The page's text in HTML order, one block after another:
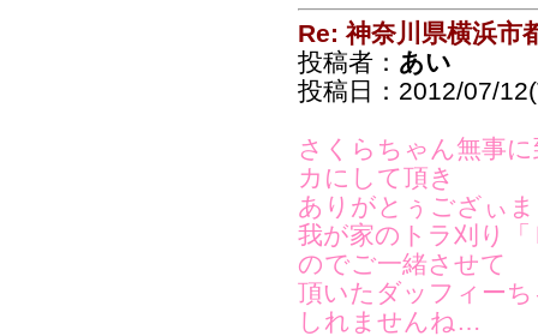
Re: 神奈川県横浜市
投稿者： あい
投稿日：2012/07/
さくらちゃん無事
カにして頂き
ありがとぅござぃ
我が家のトラ刈り
のでご一緒させて
頂いたダッフィー
しれませんね…